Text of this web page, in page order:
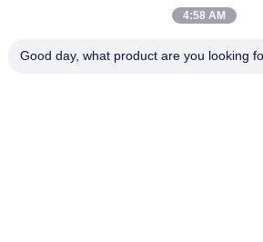
वाईफाई 4जी ऐप नियंत्रण 150ml क्षमता मूक संचालन
4:58 AM
Good day, what product are you looking